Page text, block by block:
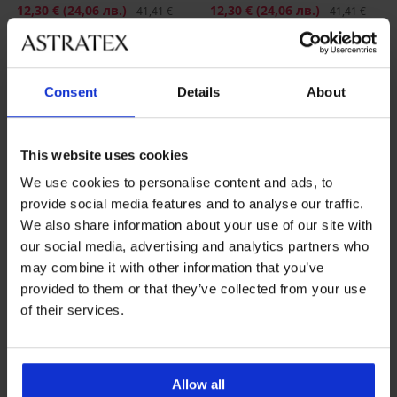
Consent Details About
This website uses cookies
We use cookies to personalise content and ads, to
provide social media features and to analyse our traffic.
We also share information about your use of our site with
our social media, advertising and analytics partners who
may combine it with other information that you’ve
provided to them or that they’ve collected from your use
of their services.
Allow all
Намаление
12,30 € (24,06 лв.) Първоначална цена
41,41 €
Намаление
12,30 € (24,06 лв.)
41,41 €
Разпродажба -70%
Долнище на бански костюм
Долнище на бански костюм